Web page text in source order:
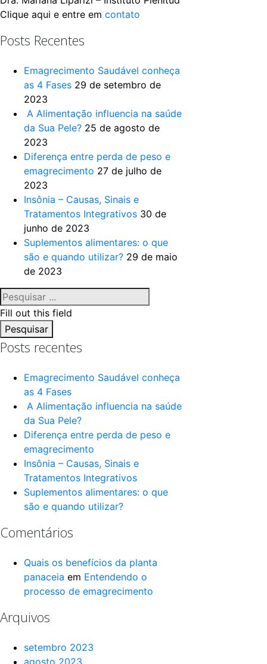
Clique aqui e entre em contato
Posts Recentes
Emagrecimento Saudável conheça
as 4 Fases 29 de setembro de
2023
A Alimentação influencia na saúde
da Sua Pele? 25 de agosto de
2023
Diferença entre perda de peso e
emagrecimento 27 de julho de
2023
Insônia – Causas, Sinais e
Tratamentos Integrativos 30 de
junho de 2023
Suplementos alimentares: o que
são e quando utilizar? 29 de maio
de 2023
Fill out this field
Pesquisar
Posts recentes
Emagrecimento Saudável conheça
as 4 Fases
A Alimentação influencia na saúde
da Sua Pele?
Diferença entre perda de peso e
emagrecimento
Insônia – Causas, Sinais e
Tratamentos Integrativos
Suplementos alimentares: o que
são e quando utilizar?
Comentários
Quais os benefícios da planta
panaceia em Entendendo o
processo de emagrecimento
Arquivos
setembro 2023
agosto 2023